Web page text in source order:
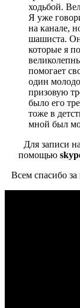
ходьбой.
Я уже
на канале,
шашиста.
которые я
помогает
один
призовую
было его
тоже в
мной был
Для записи
помощью
Всем спасибо